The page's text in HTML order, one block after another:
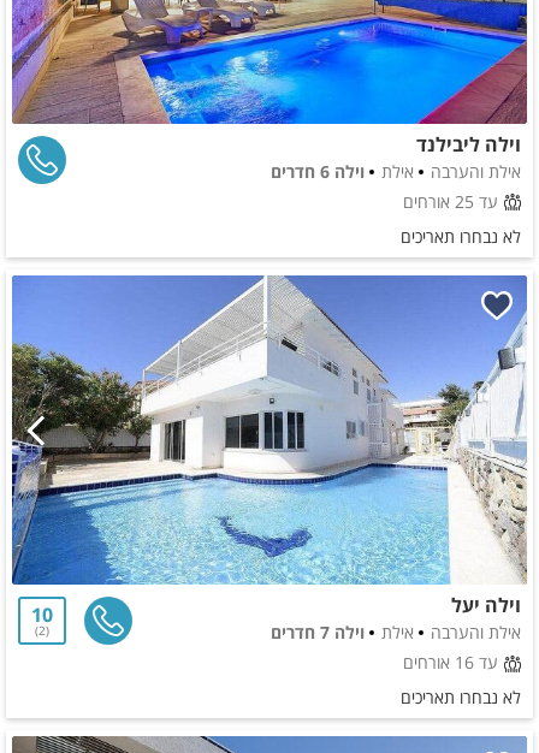
וילה ליבילנד
אילת והערבה אילת
וילה 6 חדרים
עד 25 אורחים
לא נבחרו תאריכים
וילה יעל
אילת והערבה אילת
וילה 7 חדרים
עד 16 אורחים
10
2
לא נבחרו תאריכים